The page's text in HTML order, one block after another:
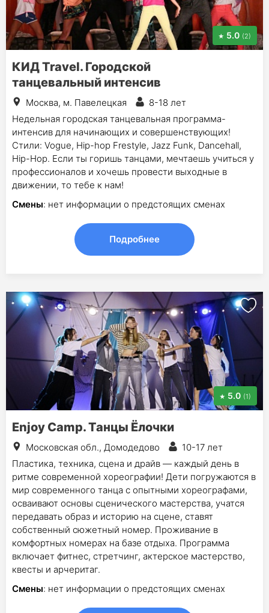
5.0 (2)
КИД Travel. Городской
танцевальный интенсив
Москва, м. Павелецкая
8-18 лет
Недельная городская танцевальная программа-
интенсив для начинающих и совершенствующих!
Стили: Vogue, Hip-hop Frestyle, Jazz Funk, Dancehall,
Hip-Hop. Если ты горишь танцами, мечтаешь учиться у
профессионалов и хочешь провести выходные в
движении, то тебе к нам!
Смены: нет информации о предстоящих сменах
Подробнее
5.0 (1)
Enjoy Camp. Танцы Ёлочки
Московская обл., Домодедово
10-17 лет
Пластика, техника, сцена и драйв — каждый день в
ритме современной хореографии! Дети погружаются в
мир современного танца с опытными хореографами,
осваивают основы сценического мастерства, учатся
передавать образ и историю на сцене, ставят
собственный сюжетный номер. Проживание в
комфортных номерах на базе отдыха. Программа
включает фитнес, стретчинг, актерское мастерство,
квесты и арчеритаг.
Смены: нет информации о предстоящих сменах